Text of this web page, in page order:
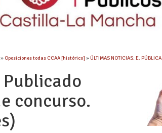
» Oposiciones todas CCAA [histórico] »ÚLTIMAS NOTICIAS: E. PÚBLICA
concurso.